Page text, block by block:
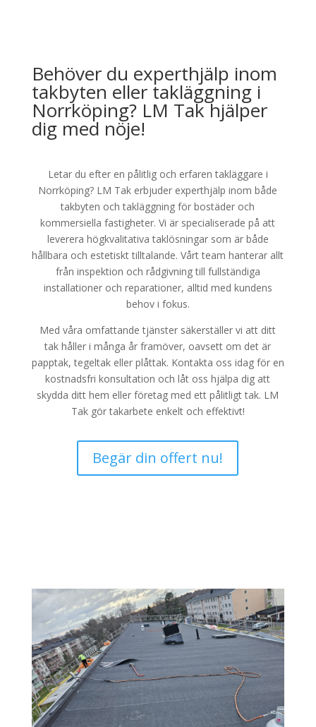
Behöver du experthjälp inom
takbyten eller takläggning i
Norrköping? LM Tak hjälper
dig med nöje!
Letar du efter en pålitlig och erfaren takläggare i
Norrköping? LM Tak erbjuder experthjälp inom både
takbyten och takläggning för bostäder och
kommersiella fastigheter. Vi är specialiserade på att
leverera högkvalitativa taklösningar som är både
hållbara och estetiskt tilltalande. Vårt team hanterar allt
från inspektion och rådgivning till fullständiga
installationer och reparationer, alltid med kundens
behov i fokus.
Med våra omfattande tjänster säkerställer vi att ditt
tak håller i många år framöver, oavsett om det är
papptak, tegeltak eller plåttak. Kontakta oss idag för en
kostnadsfri konsultation och låt oss hjälpa dig att
skydda ditt hem eller företag med ett pålitligt tak. LM
Tak gör takarbete enkelt och effektivt!
Begär din offert nu!